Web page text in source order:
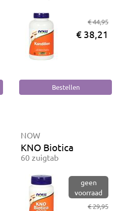
€ 44,95
€ 38,21
NOW
KNO Biotica
60 zuigtab
geen
voorraad
€ 29,95